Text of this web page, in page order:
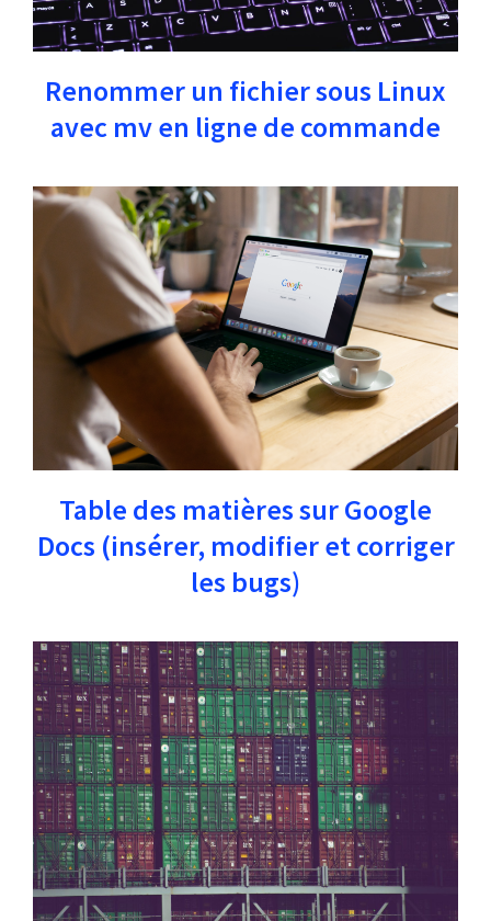
Renommer un fichier sous Linux
avec mv en ligne de commande
Table des matières sur Google
Docs (insérer, modifier et corriger
les bugs)